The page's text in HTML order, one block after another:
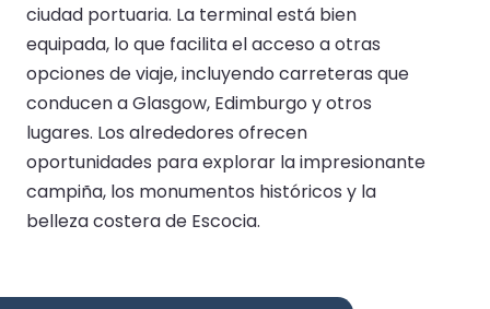
ciudad portuaria. La terminal está bien
equipada, lo que facilita el acceso a otras
opciones de viaje, incluyendo carreteras que
conducen a Glasgow, Edimburgo y otros
lugares. Los alrededores ofrecen
oportunidades para explorar la impresionante
campiña, los monumentos históricos y la
belleza costera de Escocia.